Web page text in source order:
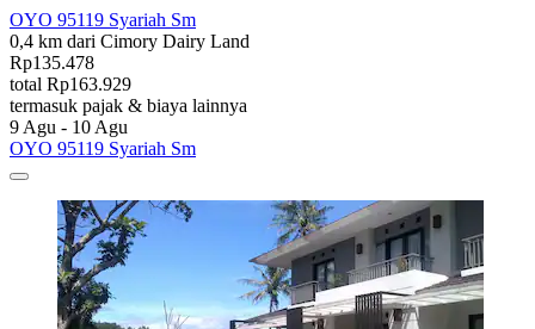
OYO 95119 Syariah Sm
0,4 km dari Cimory Dairy Land
Rp135.478
total Rp163.929
termasuk pajak & biaya lainnya
9 Agu - 10 Agu
OYO 95119 Syariah Sm